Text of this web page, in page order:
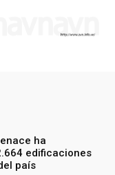
ha
edificaciones
país